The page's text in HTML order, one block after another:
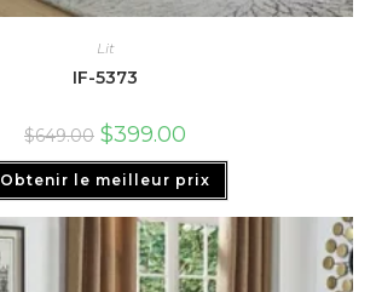
Lit
IF-5373
$649.00 $399.00
Obtenir le meilleur prix